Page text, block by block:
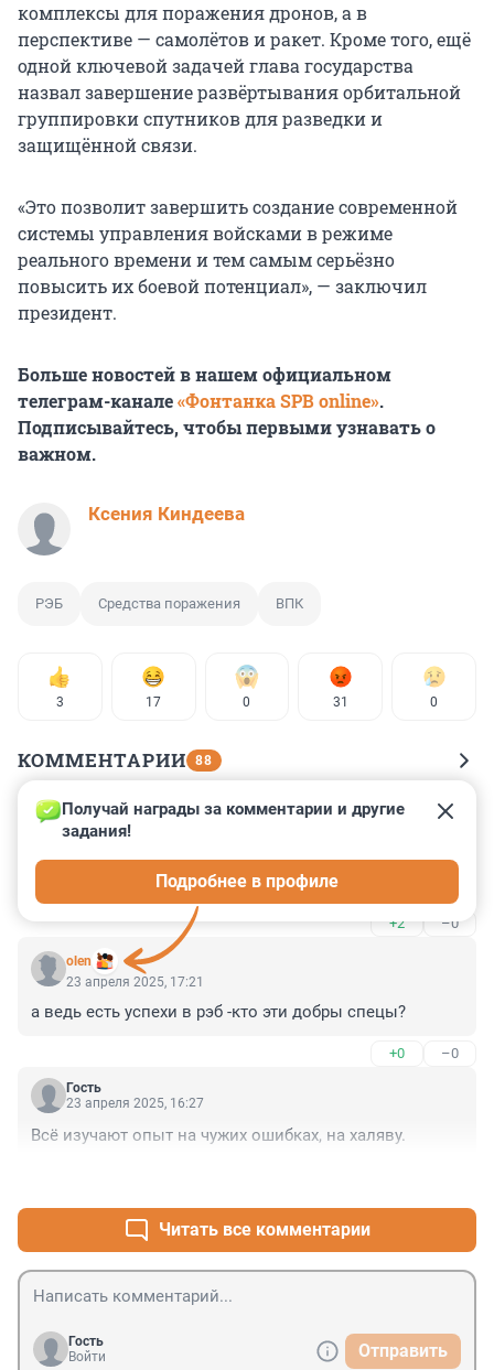
комплексы для поражения дронов, а в
перспективе — самолётов и ракет. Кроме того, ещё
одной ключевой задачей глава государства
назвал завершение развёртывания орбитальной
группировки спутников для разведки и
защищённой связи.
«Это позволит завершить создание современной
системы управления войсками в режиме
реального времени и тем самым серьёзно
повысить их боевой потенциал», — заключил
президент.
Больше новостей в нашем официальном
телеграм-канале«Фонтанка SPB online».
Подписывайтесь, чтобы первыми узнавать о
важном.
Ксения Киндеева
РЭБ Средства поражения ВПК
3 17 0 31 0
КОММЕНТАРИИ 88
Гость
23 апреля 2025, 17:41
К 2020-му году обгоним Португалию по выпуску
+2 –0
olen
Получай награды за комментарии и другие
задания!
Подробнее в профиле
23 апреля 2025, 17:21
а ведь есть успехи в рэб -кто эти добры спецы?
+0 –0
Гость
23 апреля 2025, 16:27
Всё изучают опыт на чужих ошибках, на халяву.
Читать все комментарии
Гость
Войти
Отправить